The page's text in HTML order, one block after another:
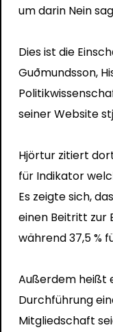
um darin Nein
Dies ist die
Guðmundsson,
seiner Website
Hjörtur zitiert
für Indikator
Es zeigte sich,
einen Beitritt zur
während 37,5 %
Außerdem heißt
Durchführung
Mitgliedschaft